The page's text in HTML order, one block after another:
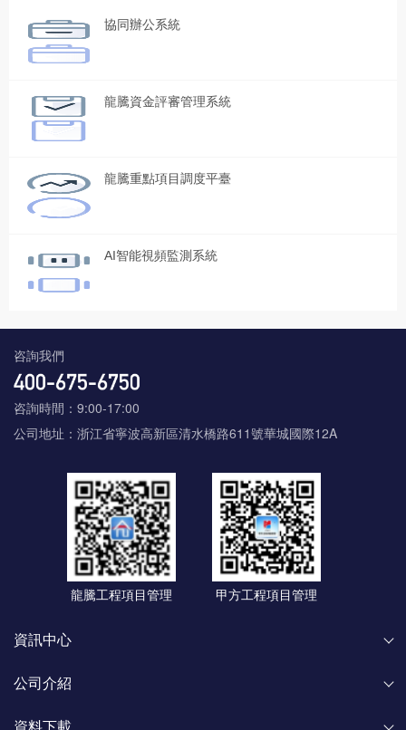
協同辦公系統
龍騰資金評審管理系統
龍騰重點項目調度平臺
AI智能視頻監測系統
咨詢我們
咨詢時間：9:00-17:00
公司地址：浙江省寧波高新區清水橋路611號華城國際12A
龍騰工程項目管理 甲方工程項目管理
資訊中心
公司介紹